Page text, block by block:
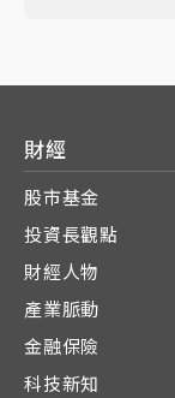
財經
股市基金
投資長觀點
財經人物
產業脈動
金融保險
科技新知